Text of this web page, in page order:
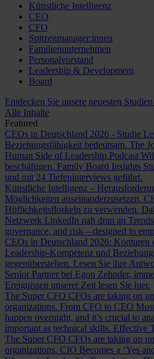
Künstliche Intelligenz
CEO
CFO
Spitzenmanager:innen
Familienunternehmen
Personalvorstand
Leadership & Development
Board
Entdecken Sie unsere neuesten
Alle Inhalte
Featured
CEOs in Deutschland 2026 - Studie
Beziehungsfähigkeit bedeutsam. The
Human Side of Leadership Podcast
beschäftigen. Family Board Insights
und mit 24 Tiefeninterviews geführt.
Künstliche Intelligenz –
Möglichkeiten auseinanderzusetzen.
Höflichkeitsfloskeln zu verwenden.
Netzwerk LinkedIn nah dran an
governance, and risk—designed to
CEOs in Deutschland 2026: Konturen
Leadership-Kompetenz und
gegenüberstehen. Lesen Sie ihre
Senior Partner bei Egon Zehnder,
Ereignissen unserer Zeit lesen Sie hier.
The Super CFO CFOs are taking on
organizations. From CFO to CEO
happen overnight, and it’s crucial to
important as technical skills. Effective
The Super CFO CFOs are taking on
organizations. CIO Becomes a ‘Yes